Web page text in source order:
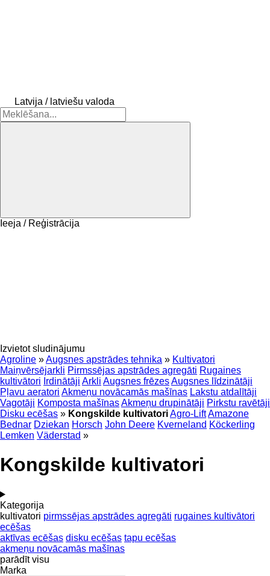
Latvija / latviešu valoda
Ieeja / Reģistrācija
Izvietot sludinājumu
Agroline »Augsnes apstrādes tehnika » Kultivatori
Maiņvērsējarkli Pirmssējas apstrādes agregāti Rugaines
kultivātori Irdinātāji Arkli Augsnes frēzesAugsnes līdzinātāji
Pļavu aeratori Akmeņu novācamās mašīnas Lakstu atdalītāji
Vagotāji Komposta mašīnasAkmeņu drupinātāji Pirkstu ravētāji
Disku ecēšas » Kongskilde kultivatoriAgro-LiftAmazone
Bednar Dziekan Horsch John Deere Kverneland Köckerling
Lemken Väderstad »
Kongskilde kultivatori
Kategorija
kultivatori pirmssējas apstrādes agregāti rugaines kultivātori
ecēšas
aktīvas ecēšas disku ecēšas tapu ecēšas
akmeņu novācamās mašīnas
parādīt visu
Marka